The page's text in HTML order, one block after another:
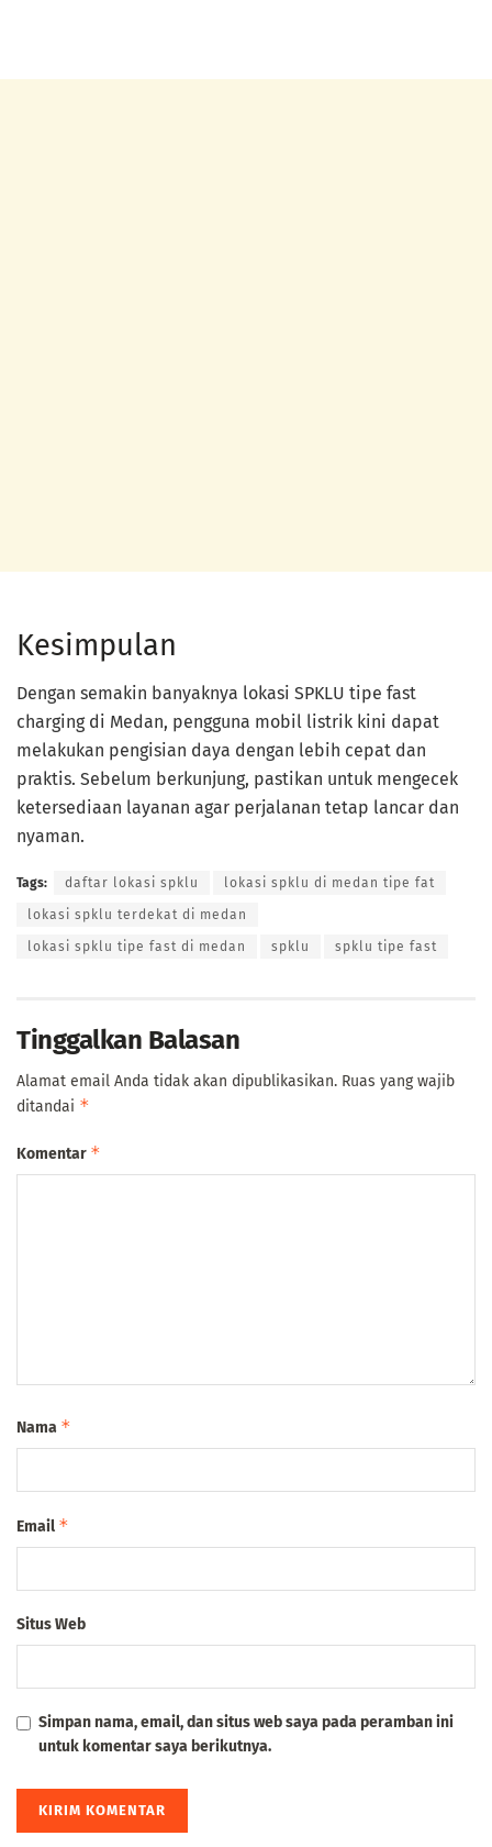
Kesimpulan
Dengan semakin banyaknya lokasi SPKLU tipe fast
charging di Medan, pengguna mobil listrik kini dapat
melakukan pengisian daya dengan lebih cepat dan
praktis. Sebelum berkunjung, pastikan untuk mengecek
ketersediaan layanan agar perjalanan tetap lancar dan
nyaman.
Tags: daftar lokasi spklu lokasi spklu di medan tipe fat
lokasi spklu terdekat di medan
lokasi spklu tipe fast di medan spklu spklu tipe fast
Tinggalkan Balasan
Alamat email Anda tidak akan dipublikasikan. Ruas yang wajib
ditandai *
Komentar *
Nama *
Email *
Situs Web
Simpan nama, email, dan situs web saya pada peramban ini
untuk komentar saya berikutnya.